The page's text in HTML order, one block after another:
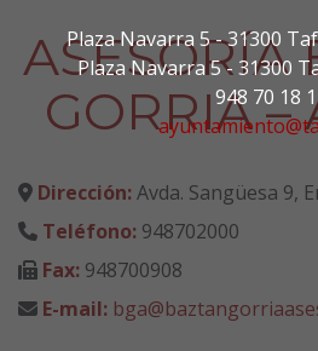
Plaza Navarra 5 - 31300
Plaza Navarra 5 - 31300
948 70 18
ASESORÍA
GORRIA –
Dirección:Avda. Sangüesa 9,
Teléfono: 948702000
Fax: 948700908
E-mail: